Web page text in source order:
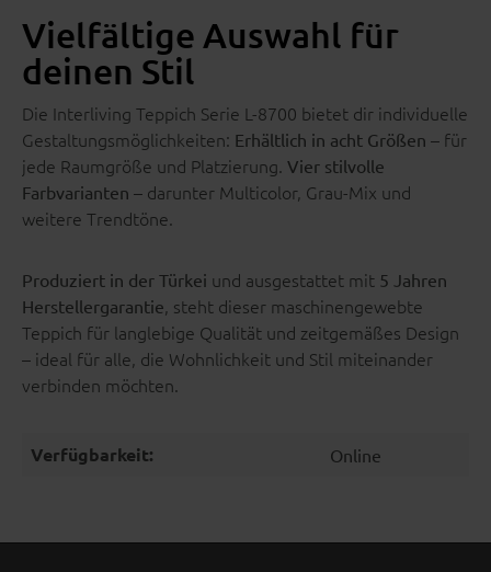
Vielfältige Auswahl für
deinen Stil
Die Interliving Teppich Serie L-8700 bietet dir individuelle
Gestaltungsmöglichkeiten: Erhältlich in acht Größen – für
jede Raumgröße und Platzierung. Vier stilvolle
Farbvarianten – darunter Multicolor, Grau-Mix und
weitere Trendtöne.
Produziert in der Türkei und ausgestattet mit 5 Jahren
Herstellergarantie, steht dieser maschinengewebte
Teppich für langlebige Qualität und zeitgemäßes Design
– ideal für alle, die Wohnlichkeit und Stil miteinander
verbinden möchten.
Verfügbarkeit: Online